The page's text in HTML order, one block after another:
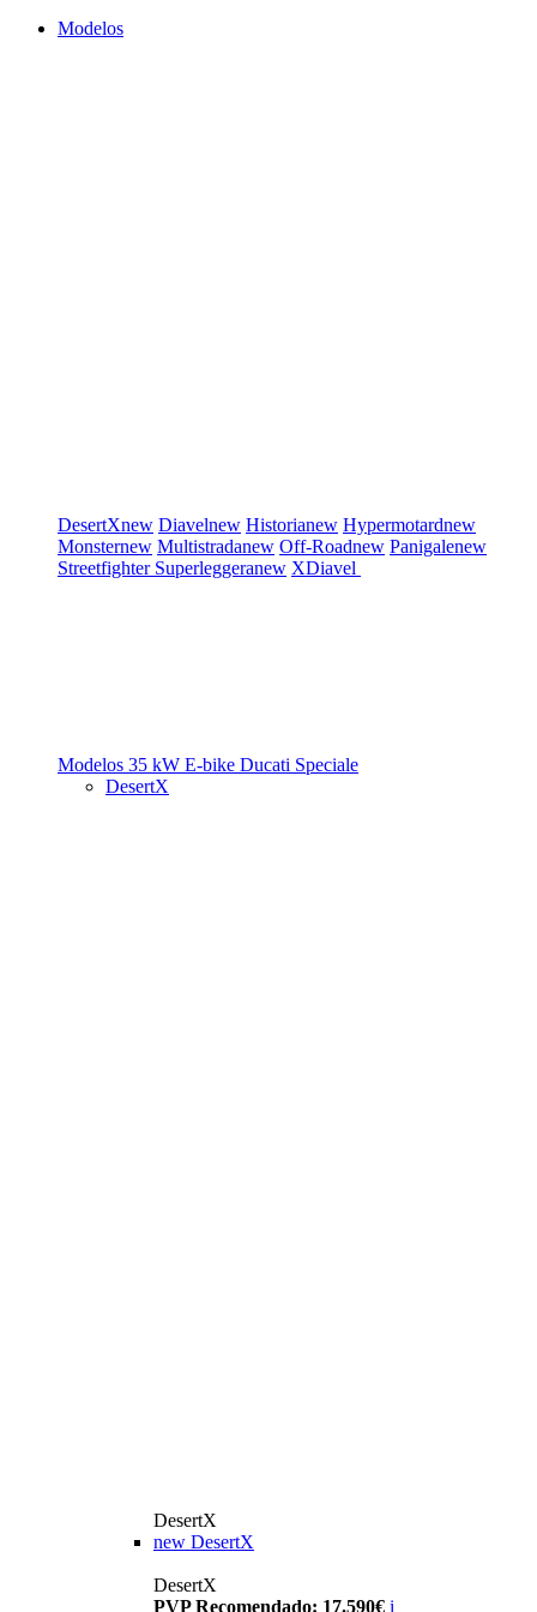
Modelos
DesertXnew Diavelnew Historianew Hypermotardnew
Monsternew Multistradanew Off-Roadnew Panigalenew
Streetfighter Superleggeranew XDiavel
Modelos 35 kW E-bike Ducati Speciale
DesertX
DesertX
new DesertX
DesertX
PVP Recomendado: 17.590€ i